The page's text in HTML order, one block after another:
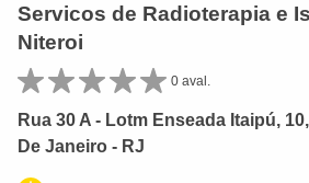
Servicos de Radioterapia e
Niteroi
0 aval.
Rua 30 A - Lotm Enseada Itaipú,
De Janeiro - RJ